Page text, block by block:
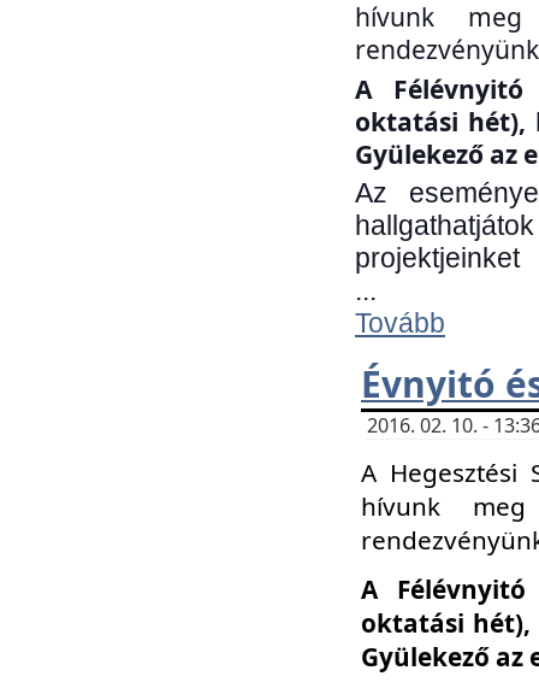
hívunk
A
oktatási hét),
Gyülekező az
Az
projektjeinket
...
Tovább
Évnyitó
2016. 02. 10. -
A Hegesztési
hívunk
A
oktatási hét),
Gyülekező az